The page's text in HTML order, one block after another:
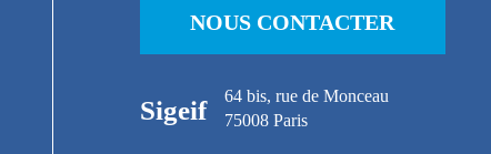
NOUS CONTACTER
Sigeif
64 bis, rue de Monceau
75008 Paris